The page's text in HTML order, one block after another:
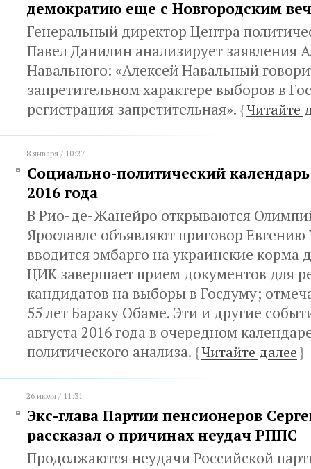
демократию еще с Новгородским
Генеральный директор Центра
Павел Данилин анализирует заявления
Навального: «Алексей Навальный
запретительном характере выборов в
регистрация запретительная». {Читайте
8 января / 10:27
Социально-политический календарь
2016 года
В Рио-де-Жанейро открываются
Ярославле объявляют приговор
вводится эмбарго на украинские корма
ЦИК завершает прием документов для
кандидатов на выборы в Госдуму;
55 лет Бараку Обаме. Эти и другие
августа 2016 года в очередном
политического анализа. {Читайте далее}
26 июля / 11:31
Экс-глава Партии пенсионеров
рассказал о причинах неудач РППС
Продолжаются неудачи Российской